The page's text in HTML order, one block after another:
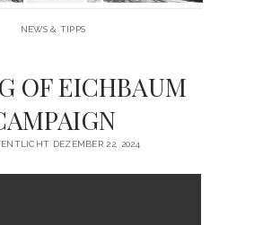
NEWS & TIPPS
OF EICHBAUM
DEZEMBER 22, 2024